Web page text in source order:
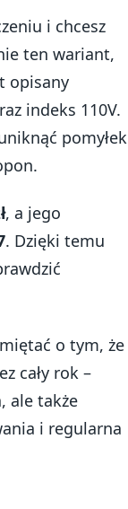
i chcesz
ten wariant,
opisany
indeks 110V.
pomyłek
, a jego
. Dzięki temu
o tym, że
cały rok –
ale także
i regularna